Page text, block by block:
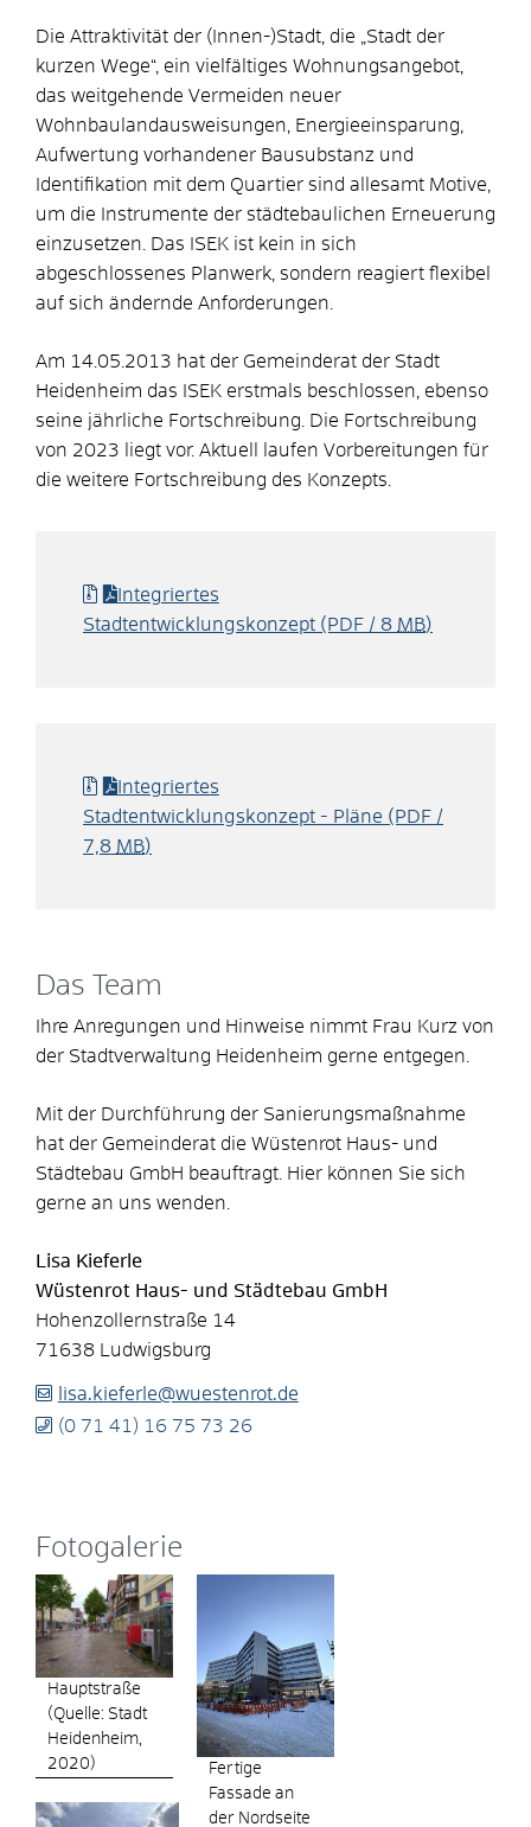
Die Attraktivität der (Innen-)Stadt, die „Stadt der
kurzen Wege“, ein vielfältiges Wohnungsangebot,
das weitgehende Vermeiden neuer
Wohnbaulandausweisungen, Energieeinsparung,
Aufwertung vorhandener Bausubstanz und
Identifikation mit dem Quartier sind allesamt Motive,
um die Instrumente der städtebaulichen Erneuerung
einzusetzen. Das ISEK ist kein in sich
abgeschlossenes Planwerk, sondern reagiert flexibel
auf sich ändernde Anforderungen.
Am 14.05.2013 hat der Gemeinderat der Stadt
Heidenheim das ISEK erstmals beschlossen, ebenso
seine jährliche Fortschreibung. Die Fortschreibung
von 2023 liegt vor. Aktuell laufen Vorbereitungen für
die weitere Fortschreibung des Konzepts.
Integriertes
Stadtentwicklungskonzept (PDF / 8 MB)
Integriertes
Stadtentwicklungskonzept - Pläne (PDF /
7,8 MB)
Das Team
Ihre Anregungen und Hinweise nimmt Frau Kurz von
der Stadtverwaltung Heidenheim gerne entgegen.
Mit der Durchführung der Sanierungsmaßnahme
hat der Gemeinderat die Wüstenrot Haus- und
Städtebau GmbH beauftragt. Hier können Sie sich
gerne an uns wenden.
Lisa Kieferle
Wüstenrot Haus- und Städtebau GmbH
Hohenzollernstraße 14
71638
Ludwigsburg
lisa.kieferle@wuestenrot.de
(0 71 41) 16 75 73 26
Fotogalerie
Hauptstraße
(Quelle: Stadt
Heidenheim,
2020)
Fertige
Fassade an
der Nordseite